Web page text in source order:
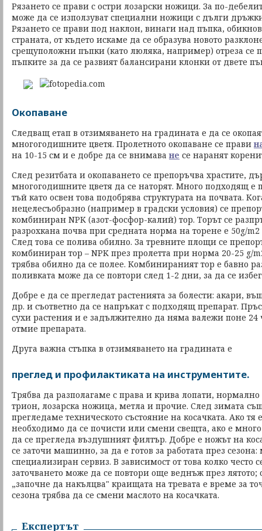
Рязането се прави с остри лозарски ножици. За по-
може да се използуват специални ножици с дълги
Рязането се прави под наклон, винаги над пъпка,
страната, от където искаме да се образува новото
срещуположни пъпки (като люляка, например) отреза се
пъпките за да се развият балансирани клонки от двете
Окопаване
Следващ етап в отзимяването на градината е да се
многогодишните цветя. Пролетното окопаване се прави
на 10-15 см и е добре да се внимава не се наранят
След резитбата и окопаването се препоръчва храстите,
многогодишните цветя да се наторят. Много подходящ е
тъй като освен това подобрява структурата на почвата.
нецелесъобразно (например в градски условия) се
комбиниран NPK (азот-фосфор-калий) тор. Торът се
разрохкана почва при средната норма на торене е 50g/
След това се полива обилно. За тревните площи се
комбиниран тор – NPK през пролетта при норма 20-25 g/
трябва обилно да се полее. Комбинираният тор е бавно
поливката може да се повтори след 1-2 дни, за да се
Добре е да се прегледат растенията за болести: акари,
др. и съответно да се напръкат с подходящ препарат.
сухи растения и е задължително да няма валежи поне 24
отмие препарата.
Друга важна стъпка в отзимяването на градината е
преглед и профилактиката на инструментите.
Трябва да разполагаме с права и крива лопати,
трион, лозарска ножица, метла и прочие. След зимата
прегледаме техническото състояние на косачката. Ако тя
необходимо да се почисти или смени свещта, ако е
да се прегледа въздушният филтър. Добре е ножът на
се заточи машинно, за да е готов за работата през
специализиран сервиз. В зависимост от това колко често
заточването може да се повтори още веднъж през лятото;
„започне да накълцва" краищата на тревата е време за
сезона трябва да се смени маслото на косачката.
Експертът